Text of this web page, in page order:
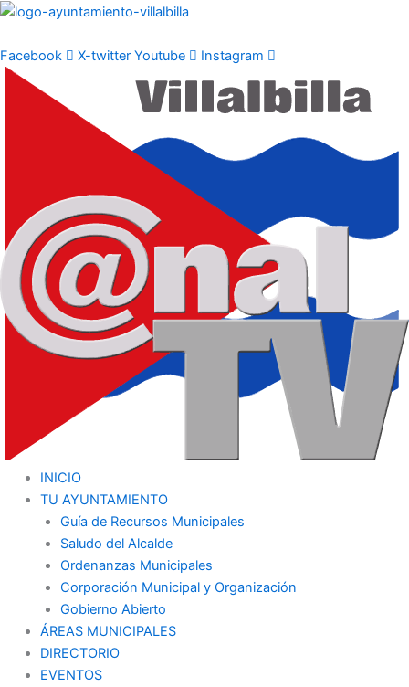
Ir
contenido
Facebook X-twitter Youtube Instagram
INICIO
TU AYUNTAMIENTO
Guía de Recursos Municipales
Saludo del Alcalde
Ordenanzas Municipales
Corporación Municipal y Organización
Gobierno Abierto
ÁREAS MUNICIPALES
DIRECTORIO
EVENTOS